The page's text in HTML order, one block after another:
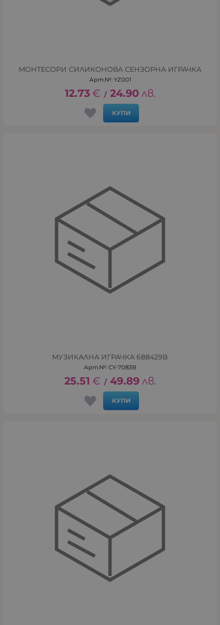
МОНТЕСОРИ СИЛИКОНОВА СЕНЗОРНА ИГРАЧКА
Арт.№: YZ001
12.73 € / 24.90 лв.
КУПИ
МУЗИКАЛНА ИГРАЧКА 688429B
Арт.№: CY-7083B
25.51 € / 49.89 лв.
КУПИ